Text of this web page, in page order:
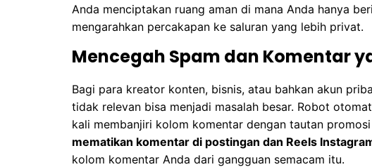
Anda menciptakan ruang aman di mana Anda hanya
mengarahkan percakapan ke saluran yang lebih privat.
Mencegah Spam dan Komentar
Bagi para kreator konten, bisnis, atau bahkan akun
tidak relevan bisa menjadi masalah besar. Robot
kali membanjiri kolom komentar dengan tautan
mematikan komentar di postingan dan Reels
kolom komentar Anda dari gangguan semacam itu.